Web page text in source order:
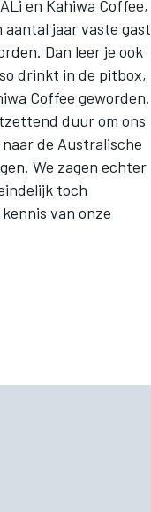
en Kahiwa Coffee,
jaar vaste gast
Dan leer je ook
drinkt in de pitbox,
Coffee geworden.
duur om ons
de Australische
We zagen echter
toch
van onze